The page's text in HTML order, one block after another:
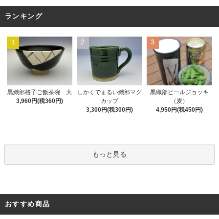
ランキング
1
黒織部格子ご飯茶碗 大
3,960円(税360円)
2
しかくでまるい織部マグ
カップ
3,300円(税300円)
3
黒織部ビールジョッキ
（麦）
4,950円(税450円)
もっと見る
おすすめ商品